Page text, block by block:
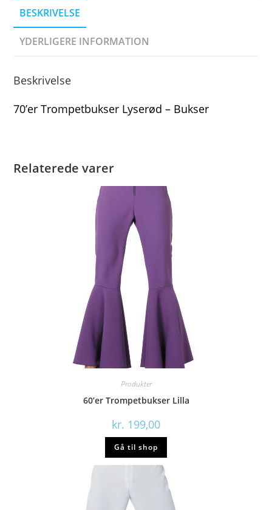
BESKRIVELSE
YDERLIGERE INFORMATION
Beskrivelse
70’er Trompetbukser Lyserød – Bukser
Relaterede varer
Produkter
60’er Trompetbukser Lilla
kr. 199,00
Gå til shop